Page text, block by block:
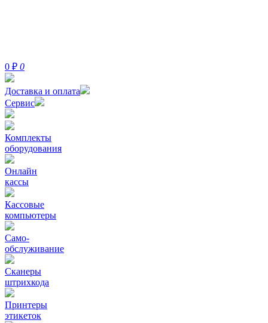
0 ₽ 0
Доставка и оплата
Сервис
Комплекты
оборудования
Онлайн
кассы
Кассовые
компьютеры
Само-
обслуживание
Сканеры
штрихкода
Принтеры
этикеток